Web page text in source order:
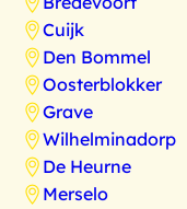
Cuijk
Den Bommel
Oosterblokker
Grave
Wilhelminadorp
De Heurne
Merselo